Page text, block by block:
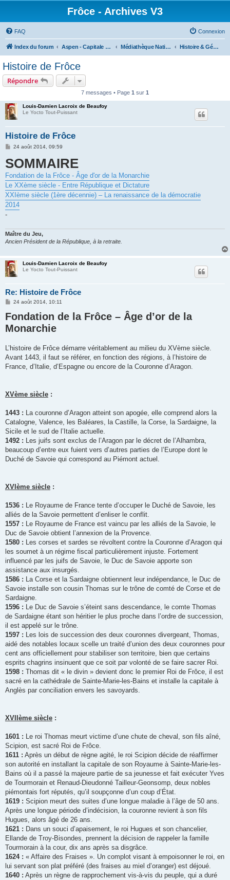
Frôce - Archives V3
FAQ Connexion
Index du forum Aspen - Capitale de la Frôce Médiathèque Nationale Lucas Lhardi Histoire & Géographie
Histoire de Frôce
Répondre
7 messages • Page 1 sur 1
Louis-Damien Lacroix de Beaufoy
Le Yocto Tout-Puissant
Histoire de Frôce
M
s
s
g
e
24 août 2014, 09:59
SOMMAIRE
Fondation de la Frôce - Âge d'or de la Monarchie
Le XXème siècle - Entre République et Dictature
XXIème siècle (1ère décennie) – La renaissance de la démocratie
2014
-
Maître du Jeu,
Ancien Président de la République, à la retraite.
Louis-Damien Lacroix de Beaufoy
Le Yocto Tout-Puissant
Re: Histoire de Frôce
M
s
s
a
g
24 août 2014, 10:11
Fondation de la Frôce – Âge d’or de la
Monarchie
L’histoire de Frôce démarre véritablement au milieu du XVème siècle.
Avant 1443, il faut se référer, en fonction des régions, à l’histoire de
France, d’Italie, d’Espagne ou encore de la Couronne d’Aragon.
XVème siècle :
1443 : La couronne d’Aragon atteint son apogée, elle comprend alors la
Catalogne, Valence, les Baléares, la Castille, la Corse, la Sardaigne, la
Sicile et le sud de l’Italie actuelle.
1492 : Les juifs sont exclus de l’Aragon par le décret de l’Alhambra,
beaucoup d’entre eux fuient vers d’autres parties de l’Europe dont le
Duché de Savoie qui correspond au Piémont actuel.
XVIème siècle :
1536 : Le Royaume de France tente d’occuper le Duché de Savoie, les
alliés de la Savoie permettent d’enliser le conflit.
1557 : Le Royaume de France est vaincu par les alliés de la Savoie, le
Duc de Savoie obtient l’annexion de la Provence.
1580 : Les corses et sardes se révoltent contre la Couronne d’Aragon qui
les soumet à un régime fiscal particulièrement injuste. Fortement
influencé par les juifs de Savoie, le Duc de Savoie apporte son
assistance aux insurgés.
1586 : La Corse et la Sardaigne obtiennent leur indépendance, le Duc de
Savoie installe son cousin Thomas sur le trône de comté de Corse et de
Sardaigne.
1596 : Le Duc de Savoie s’éteint sans descendance, le comte Thomas
de Sardaigne étant son héritier le plus proche dans l’ordre de succession,
il est appelé sur le trône.
1597 : Les lois de succession des deux couronnes divergeant, Thomas,
aidé des notables locaux scelle un traité d’union des deux couronnes pour
cent ans officiellement pour stabiliser son territoire, bien que certains
esprits chagrins insinuent que ce soit par volonté de se faire sacrer Roi.
1598 : Thomas dit « le divin » devient donc le premier Roi de Frôce, il est
sacré en la cathédrale de Sainte-Marie-les-Bains et installe la capitale à
Anglès par conciliation envers les savoyards.
XVIIème siècle :
1601 : Le roi Thomas meurt victime d’une chute de cheval, son fils aîné,
Scipion, est sacré Roi de Frôce.
1611 : Après un début de règne agité, le roi Scipion décide de réaffirmer
son autorité en installant la capitale de son Royaume à Sainte-Marie-les-
Bains où il a passé la majeure partie de sa jeunesse et fait exécuter Yves
de Tourmorain et Renaud-Dieudonné Tailleur-Geonsomp, deux nobles
piémontais fort réputés, qu’il soupçonne d’un coup d’État.
1619 : Scipion meurt des suites d’une longue maladie à l’âge de 50 ans.
Après une longue période d’indécision, la couronne revient à son fils
Hugues, alors âgé de 26 ans.
1621 : Dans un souci d’apaisement, le roi Hugues et son chancelier,
Ellande de Troy-Bisondes, prennent la décision de rappeler la famille
Tourmorain à la cour, dix ans après sa disgrâce.
1624 : « Affaire des Fraises ». Un complot visant à empoisonner le roi, en
lui servant son plat préféré (des fraises au miel d’oranger) est déjoué.
1640 : Après un règne de rapprochement vis-à-vis du peuple, qui a duré